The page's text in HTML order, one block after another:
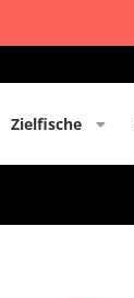
Zielfische